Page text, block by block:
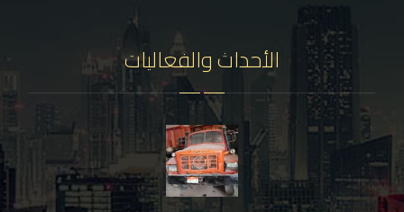
الأحداث والفعاليات